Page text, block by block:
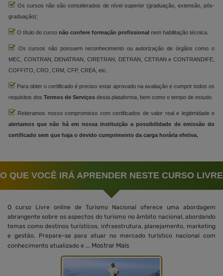
Os cursos não são considerados de nível superior (graduação, extensão, pós-
graduação);
O título do curso não confere formação profissional nem habilitação técnica.
Os cursos não possuem reconhecimento ou autorização de órgãos como o
MEC, CONTRAN, DENATRAN, CIRETRAN, DETRAN, CETRAN e CONTRANDIFE,
COFFITO, CRO, CRM, CFP, CREA, etc.
Para obter o certificado é preciso estar aprovado na avaliação e cumprir todos os
requisitos dos Termos de Serviços desta plataforma, bem como o tempo de estudo.
Reiteramos nosso compromisso com certificados de valor real e legitimidade e
alertamos que não há em nossa instituição a possibilidade de emissão do
certificado sem que haja o devido cumprimento da carga horária efetiva.
O QUE VOCÊ IRÁ APRENDER NESTE CURSO LIVRE
O curso Livre online de Turismo Nacional oferece uma abordagem
abrangente sobre os aspectos do turismo no âmbito nacional, abordando
temas como destinos turísticos, infraestrutura, planejamento, marketing
e gestão. Prepare-se para atuar no mercado turístico nacional com
conhecimento atualizado e ... Mostrar Mais